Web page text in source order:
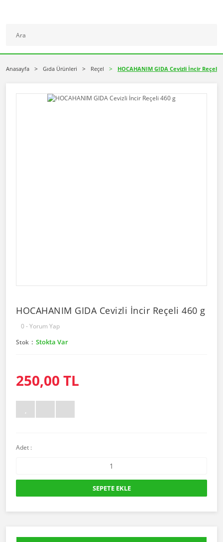
Anasayfa Gıda Ürünleri Reçel HOCAHANIM GIDA Cevizli İncir Reçeli
HOCAHANIM GIDA Cevizli İncir Reçeli 460 g
0 - Yorum Yap
Stok
Stokta Var
250,00 TL
Adet :
SEPETE EKLE